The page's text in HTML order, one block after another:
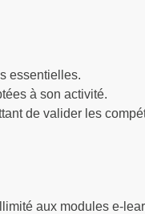
essentielles.
à son activité.
de valider les
aux modules e-